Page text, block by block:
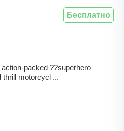
packed ?️?superhero
thrill motorcycl ...
Бесплатно